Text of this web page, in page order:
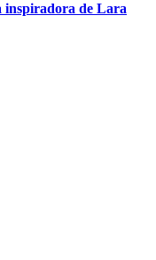
inspiradora de Lara